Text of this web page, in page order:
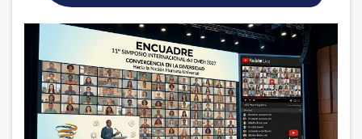
WCHS
TEMAS
Anthrolopogy